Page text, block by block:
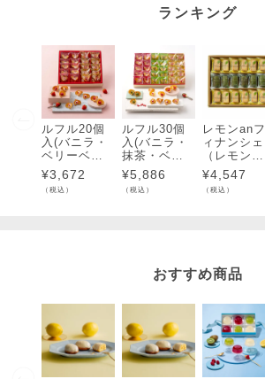
ランキング
ルフル20個
入(バニラ・
ベリーベリ
ー)各10個入
¥3,672
（税込）
ルフル30個
入(バニラ・
抹茶・ベリ
ーベリー)各1
0個入
¥5,886
（税込）
レモンanフ
ィナンシェ
（レモン・
抹茶）18個
入
¥4,547
（税込）
おすすめ商品